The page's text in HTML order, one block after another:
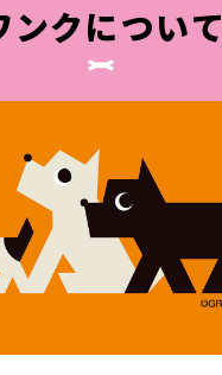
ンクについて